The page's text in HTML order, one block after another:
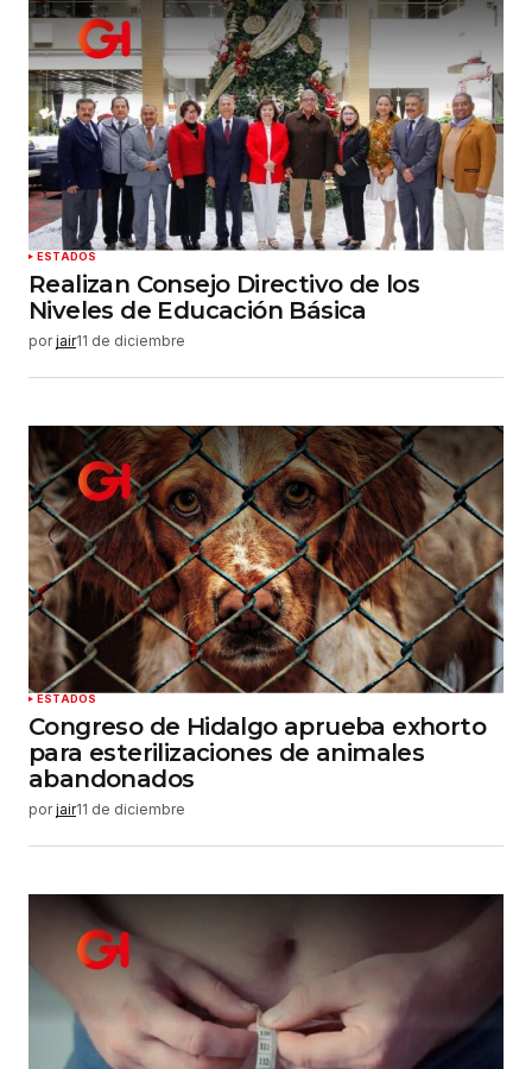
ESTADOS
Realizan Consejo Directivo de los
Niveles de Educación Básica
por jair11 de diciembre
ESTADOS
Congreso de Hidalgo aprueba exhorto
para esterilizaciones de animales
abandonados
por jair11 de diciembre